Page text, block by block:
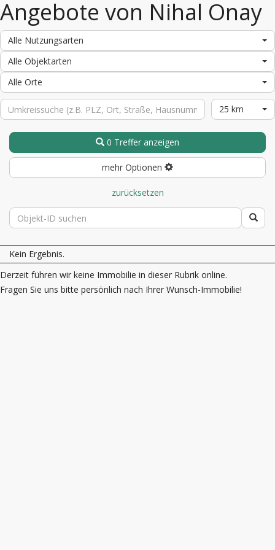
Angebote von Nihal Onay
Alle Nutzungsarten
Alle Objektarten
Alle Orte
25 km
0 Treffer anzeigen
mehr Optionen
zurücksetzen
Kein Ergebnis.
Derzeit führen wir keine Immobilie in dieser Rubrik online.
Fragen Sie uns bitte persönlich nach Ihrer Wunsch-Immobilie!